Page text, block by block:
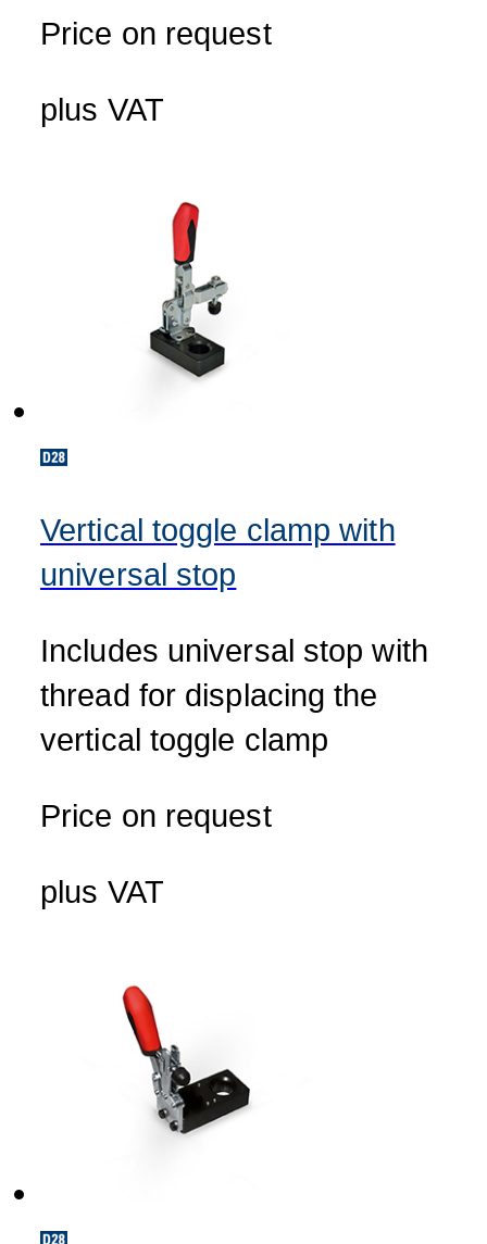
Price on request
plus VAT
Vertical toggle clamp with
universal stop
Includes universal stop with
thread for displacing the
vertical toggle clamp
Price on request
plus VAT